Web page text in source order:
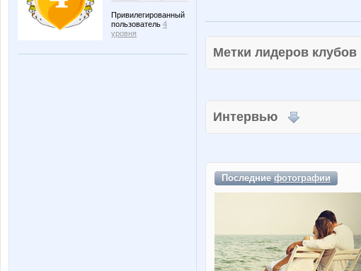
Привилегированный
пользователь 4
уровня
Метки лидеров клубов
Интервью
Последниефотографии